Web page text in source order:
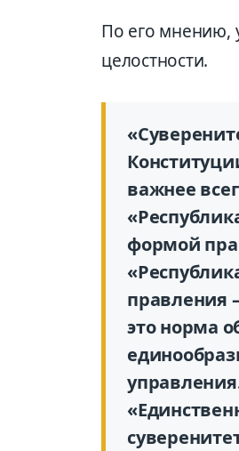
По его мнению,
целостности.
важнее
формой
правления
это норма